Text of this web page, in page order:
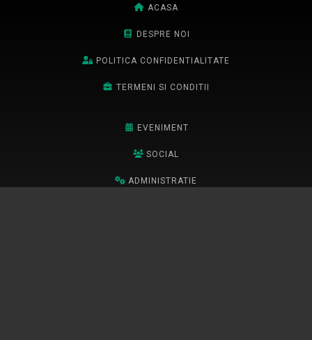
ACASA
DESPRE NOI
POLITICA CONFIDENTIALITATE
TERMENI SI CONDITII
EVENIMENT
SOCIAL
ADMINISTRATIE